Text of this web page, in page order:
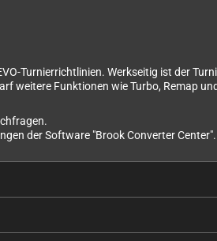
Turnierrichtlinien. Werkseitig ist der
weitere Funktionen wie Turbo, Remap
der Software "Brook Converter Center".